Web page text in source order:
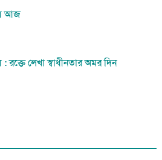
আজ
রক্তে লেখা স্বাধীনতার অমর দিন